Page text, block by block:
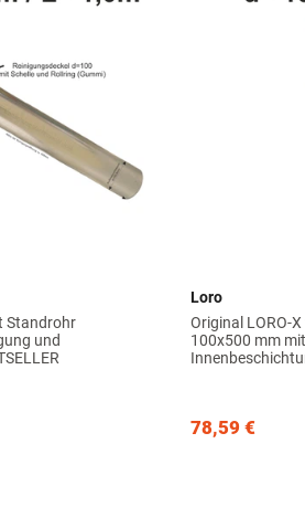
Standrohr
und
Loro
Original LORO-
100x500 mm
78,59 €